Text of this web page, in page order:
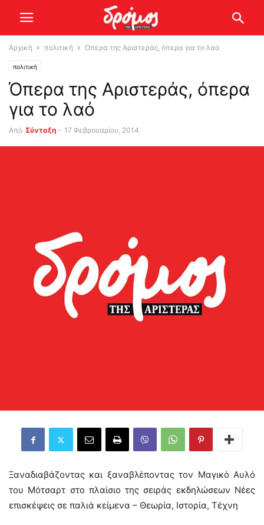
Αρχική πολιτική Όπερα της Αριστεράς, όπερα για το λαό
πολιτική
Όπερα της Αριστεράς, όπερα
για το λαό
Από Σύνταξη - 17 Φεβρουαρίου, 2014
Ξαναδιαβάζοντας και ξαναβλέποντας τον Μαγικό Αυλό
του Μότσαρτ στο πλαίσιο της σειράς εκδηλώσεων Νέες
επισκέψεις σε παλιά κείμενα – Θεωρία, Ιστορία, Τέχνη